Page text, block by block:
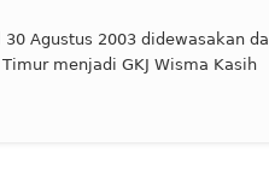
Agustus 2003 didewasakan
menjadi GKJ Wisma Kasih